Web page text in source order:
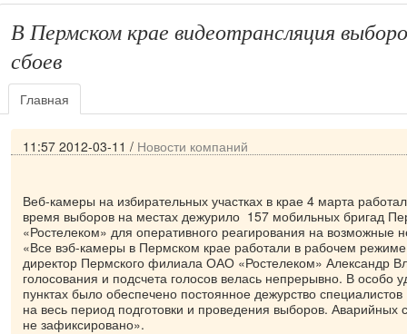
В Пермском крае видеотрансляция
сбоев
Главная
11:57 2012-03-11 / Новости компаний
Веб-камеры на избирательных участках в крае 4 марта
время выборов на местах дежурило 157 мобильных бригад
«Ростелеком» для оперативного реагирования на возможные
«Все вэб-камеры в Пермском крае работали в рабочем
директор Пермского филиала ОАО «Ростелеком» Александр
голосования и подсчета голосов велась непрерывно. В особо
пунктах было обеспечено постоянное дежурство
на весь период подготовки и проведения выборов. Аварийных
не зафиксировано».